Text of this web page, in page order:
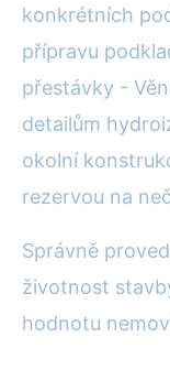
konkrétních
přípravu
přestávky -
detailům
okolní
rezervou na
Správně
životnost
hodnotu